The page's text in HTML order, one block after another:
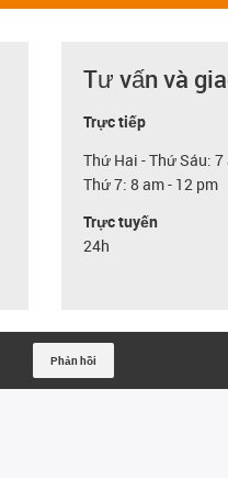
Tư vấn và
Trực tiếp
Thứ Hai - Thứ Sáu: 7
Thứ 7: 8 am - 12 pm
Trực tuyến
24h
Phản hồi